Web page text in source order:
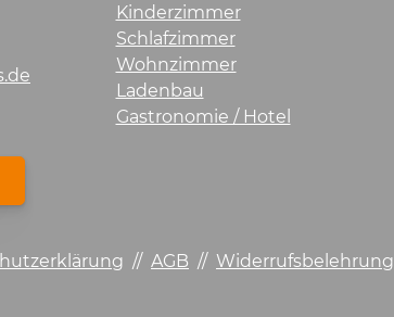
Kinderzimmer
Schlafzimmer
Wohnzimmer
Ladenbau
Gastronomie / Hotel
// AGB // Widerrufsbelehrung